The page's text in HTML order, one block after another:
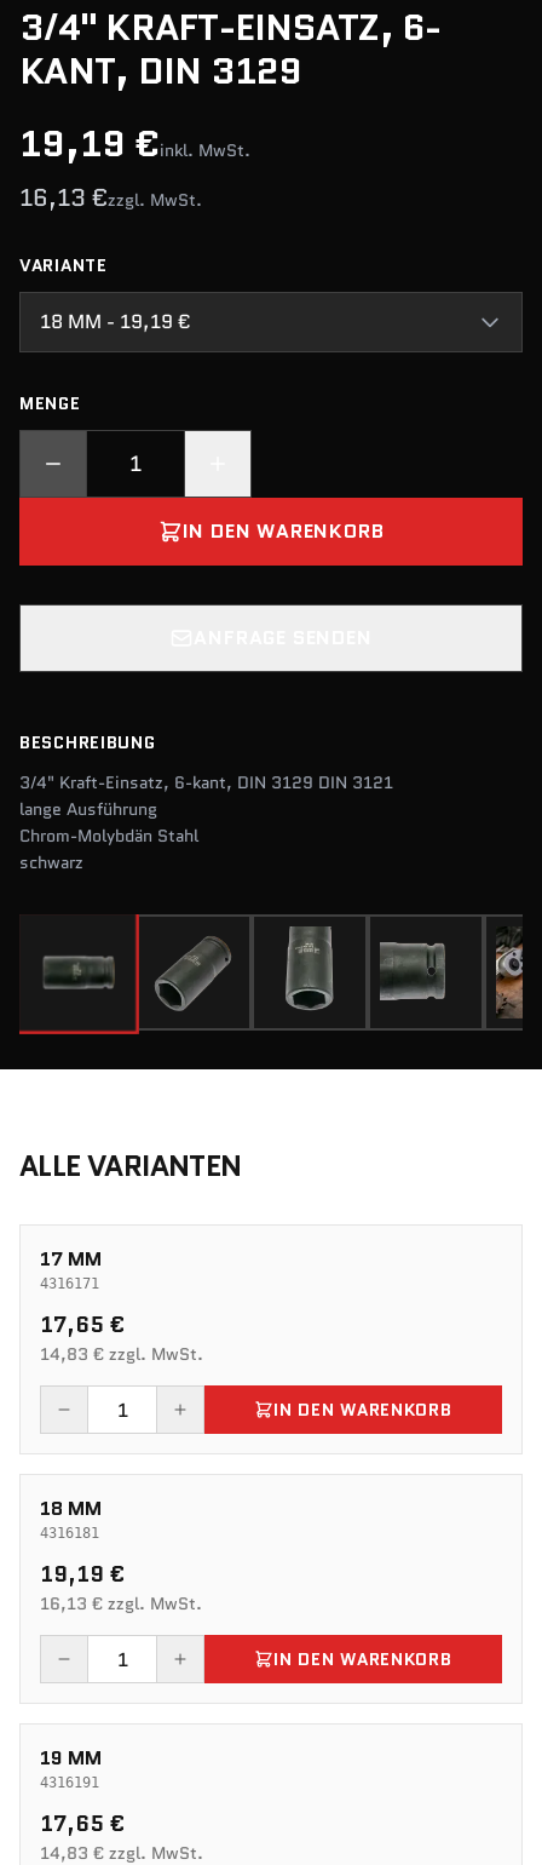
3/4" KRAFT-EINSATZ, 6-
KANT, DIN 3129
19,19 €inkl. MwSt.
16,13 €zzgl. MwSt.
VARIANTE
18 MM - 19,19 €
MENGE
IN DEN WARENKORB
BESCHREIBUNG
3/4" Kraft-Einsatz, 6-kant, DIN 3129 DIN 3121
lange Ausführung
Chrom-Molybdän Stahl
schwarz
ALLE VARIANTEN
17 MM
4316171
17,65 €
14,83 € zzgl. MwSt.
IN DEN WARENKORB
18 MM
4316181
19,19 €
16,13 € zzgl. MwSt.
IN DEN WARENKORB
19 MM
4316191
17,65 €
14,83 € zzgl. MwSt.